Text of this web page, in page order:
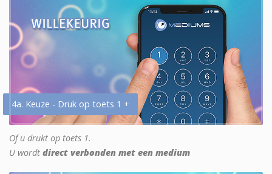
4a. Keuze - Druk op toets 1 +
Of u drukt op toets 1.
U wordt direct verbonden met een medium